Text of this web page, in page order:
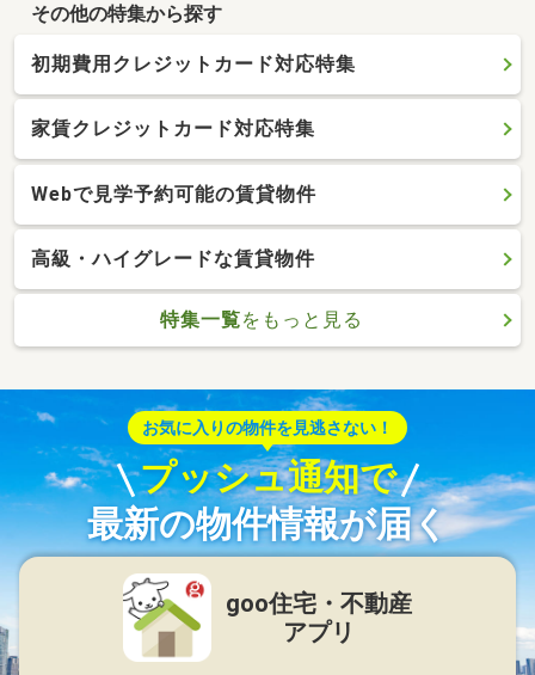
その他の特集から探す
初期費用クレジットカード対応特集
家賃クレジットカード対応特集
Webで見学予約可能の賃貸物件
高級・ハイグレードな賃貸物件
特集一覧をもっと見る
お気に入りの物件を見逃さない！
プッシュ通知で
最新の物件情報が届く
goo住宅・不動産
アプリ